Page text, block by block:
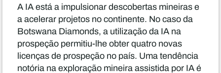
A IA está a impulsionar descobertas mineiras e
a acelerar projetos no continente. No caso da
Botswana Diamonds, a utilização da IA na
prospeção permitiu-lhe obter quatro novas
licenças de prospeção no país. Uma tendência
notória na exploração mineira assistida por IA é